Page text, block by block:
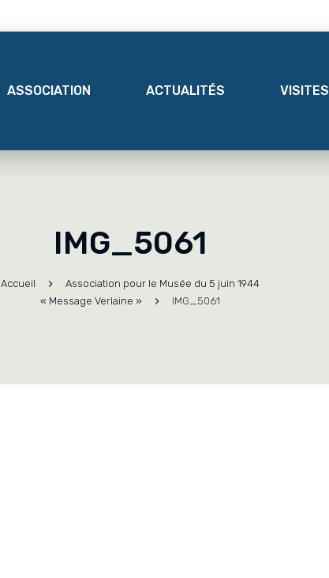
ASSOCIATION ACTUALITÉS VISITES
IMG_5061
Accueil
Association pour le Musée du 5 juin 1944
« Message Verlaine »
IMG_5061